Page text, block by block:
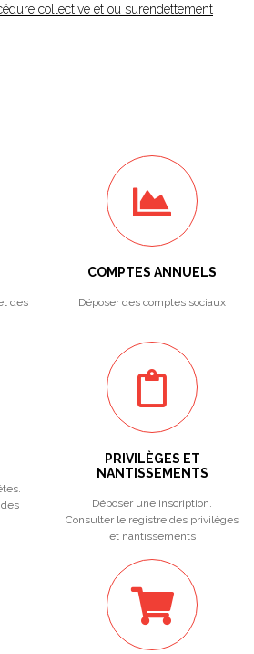
collective et ou surendettement
des
COMPTES ANNUELS
Déposer des comptes sociaux
PRIVILÈGES ET
NANTISSEMENTS
Déposer une inscription.
Consulter le registre des privilèges
et nantissements